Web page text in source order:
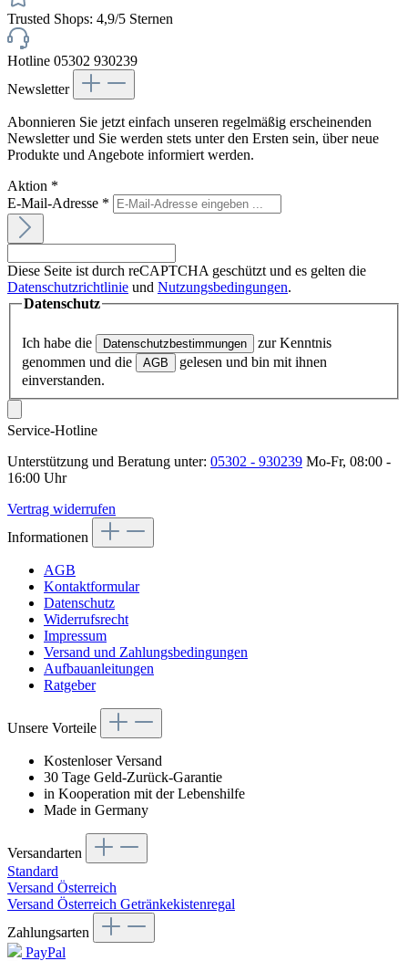
Trusted Shops: 4,9/5 Sternen
Hotline 05302 930239
Newsletter
Abonnieren Sie jetzt einfach unseren regelmäßig erscheinenden
Newsletter und Sie werden stets unter den Ersten sein, über neue
Produkte und Angebote informiert werden.
Aktion *
E-Mail-Adresse *
Diese Seite ist durch reCAPTCHA geschützt und es gelten die
Datenschutzrichtlinie und Nutzungsbedingungen.
Datenschutz
Ich habe die Datenschutzbestimmungen
zur Kenntnis
genommen und die
AGB
gelesen und bin mit ihnen
einverstanden.
Service-Hotline
Unterstützung und Beratung unter: 05302 - 930239 Mo-Fr, 08:00 -
16:00 Uhr
Vertrag widerrufen
Informationen
AGB
Kontaktformular
Datenschutz
Widerrufsrecht
Impressum
Versand und Zahlungsbedingungen
Aufbauanleitungen
Ratgeber
Unsere Vorteile
Kostenloser Versand
30 Tage Geld-Zurück-Garantie
in Kooperation mit der Lebenshilfe
Made in Germany
Versandarten
Standard
Versand Österreich
Versand Österreich Getränkekistenregal
Zahlungsarten
PayPal